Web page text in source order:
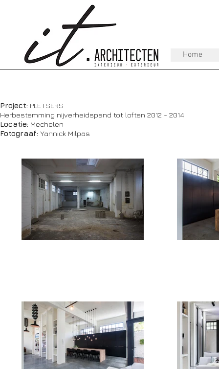
Home
Project: PLETSERS
Herbestemming nijverheidspand tot loften 2012 - 2014
Locatie: Mechelen
Fotograaf: Yannick Milpas